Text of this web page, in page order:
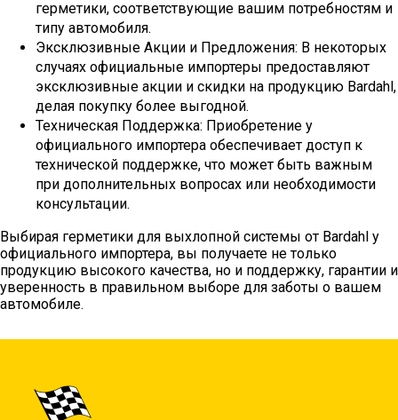
герметики, соответствующие вашим потребностям и
типу автомобиля.
Эксклюзивные Акции и Предложения: В некоторых
случаях официальные импортеры предоставляют
эксклюзивные акции и скидки на продукцию Bardahl,
делая покупку более выгодной.
Техническая Поддержка: Приобретение у
официального импортера обеспечивает доступ к
технической поддержке, что может быть важным
при дополнительных вопросах или необходимости
консультации.
Выбирая герметики для выхлопной системы от Bardahl у
официального импортера, вы получаете не только
продукцию высокого качества, но и поддержку, гарантии и
уверенность в правильном выборе для заботы о вашем
автомобиле.